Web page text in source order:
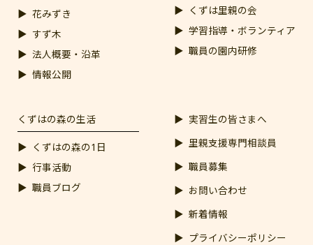
花みずき
すず木
法人概要・沿革
情報公開
くずは里親の会
学習指導・ボランティア
職員の園内研修
くずはの森の生活
くずはの森の1日
行事活動
職員ブログ
実習生の皆さまへ
里親支援専門相談員
職員募集
お問い合わせ
新着情報
プライバシーポリシー